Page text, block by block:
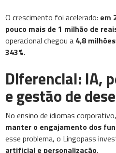
O crescimento foi acelerado: em
pouco mais de 1 milhão de
operacional chegou a 4,8
343%.
Diferencial: IA,
e gestão de
No ensino de idiomas
manter o engajamento dos
esse problema, o Lingopass
artificial e personalização.